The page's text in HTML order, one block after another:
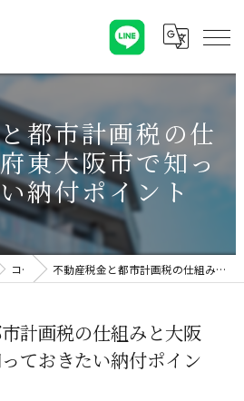
都市計画税の仕
東大阪市で知っ
納付ポイント
コラム 不動産税金と都市計画税の仕組みと大阪府東大阪市で知っておきたい納付ポイント
計画税の仕組みと大阪
ておきたい納付ポイン